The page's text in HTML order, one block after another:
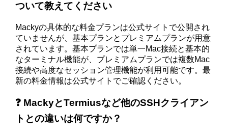
ついて教えてください
Mackyの具体的な料金プランは公式サイトで公開され
ていませんが、基本プランとプレミアムプランが用意
されています。基本プランでは単一Mac接続と基本的
なターミナル機能が、プレミアムプランでは複数Mac
接続や高度なセッション管理機能が利用可能です。最
新の料金情報は公式サイトでご確認ください。
❓ MackyとTermiusなど他のSSHクライアン
トとの違いは何ですか？